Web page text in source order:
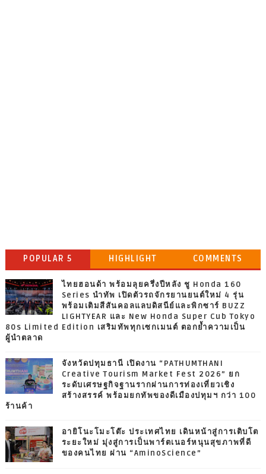
POPULAR 5 HIGHLIGHT COMMENTS
ไทยฮอนด้า พร้อมลุยครึ่งปีหลัง ชู Honda 160
Series นำทัพ เปิดตัวรถจักรยานยนต์ใหม่ 4 รุ่น
พร้อมเติมสีสันคอลแลบดิสนีย์และพิกซาร์ BUZZ
LIGHTYEAR และ New Honda Super Cub Tokyo
80s Limited Edition เสริมทัพทุกเซกเมนต์ ตอกย้ำความเป็น
ผู้นำตลาด
จังหวัดปทุมธานี เปิดงาน “PATHUMTHANI
Creative Tourism Market Fest 2026” ยก
ระดับเศรษฐกิจฐานรากผ่านการท่องเที่ยวเชิง
สร้างสรรค์ พร้อมยกทัพของดีเมืองปทุมฯ กว่า 100
ร้านค้า
อายิโนะโมะโต๊ะ ประเทศไทย เดินหน้าสู่การเติบโต
ระยะใหม่ มุ่งสู่การเป็นพาร์ตเนอร์หนุนสุขภาพที่ดี
ของคนไทย ผ่าน “AminoScience”